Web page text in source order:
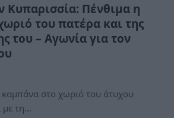
Κυπαρισσία: Πένθιμα η
του πατέρα και της
του – Αγωνία για τον
στο χωριό του άτυχου
με τη…